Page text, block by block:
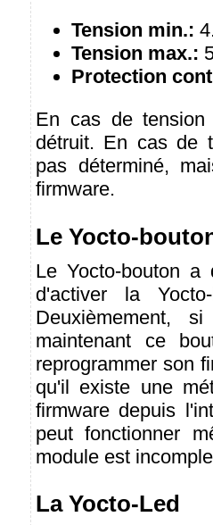
Tension min.:
Tension max.:
Protection
En cas de tension
détruit. En cas de
pas déterminé,
firmware.
Le Yocto-
Le Yocto-bouton a
d'activer la
Deuxièmement,
maintenant ce
reprogrammer son
qu'il existe une
firmware depuis
peut fonctionner
module est
La Yocto-Led